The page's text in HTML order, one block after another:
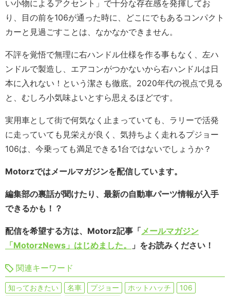
い小物によるアクセント」で十分な存在感を発揮してお
り、目の前を106が通った時に、どこにでもあるコンパクト
カーと見過ごすことは、なかなかできません。
不評を覚悟で無理に右ハンドル仕様を作る事もなく、左ハ
ンドルで製造し、エアコンがつかないから右ハンドルは日
本に入れない！という潔さも徹底。2020年代の視点で見る
と、むしろ小気味よいとすら思えるほどです。
実用車として街で何気なく止まっていても、ラリーで活発
に走っていても見栄えが良く、気持ちよく走れるプジョー
106は、今乗っても満足できる1台ではないでしょうか？
Motorzではメールマガジンを配信しています。
編集部の裏話が聞けたり、最新の自動車パーツ情報が入手
できるかも！？
配信を希望する方は、Motorz記事「 メールマガジン
「MotorzNews」はじめました。
」をお読みください！
関連キーワード
知っておきたい 名車 プジョー ホットハッチ
106